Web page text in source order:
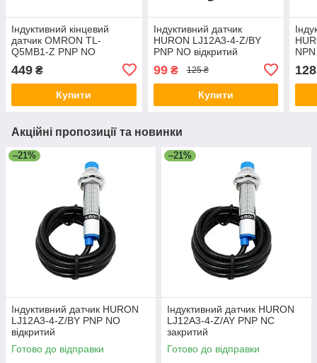
Індуктивний кінцевий
датчик OMRON TL-
Q5MB1-Z PNP NO
449 ₴
Купити
Індуктивний датчик
HURON LJ12A3-4-Z/BY
PNP NO відкритий
99₴ 125 ₴
Купити
128
Акційні пропозиції та новинки
–21%
Індуктивний датчик HURON
LJ12A3-4-Z/BY PNP NO
відкритий
Готово до відправки
–21%
Індуктивний датчик HURON
LJ12A3-4-Z/AY PNP NC
закритий
Готово до відправки